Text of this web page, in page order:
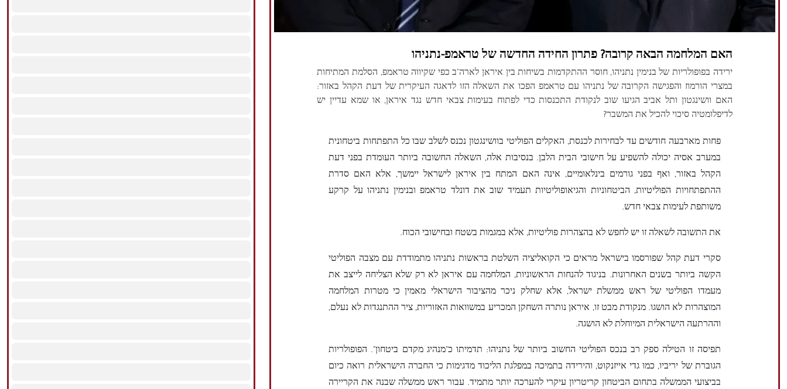
האם המלחמה הבאה קרובה? פתרון החידה החדשה של טראמפ-נתניהו
ירידה בפופולריות של בנימין נתניהו, חוסר ההתקדמות בשיחות בין איראן לארה"ב כפי שקיווה טראמפ, הסלמת המתיחות
במצרי הורמוז והפגישה הקרובה של נתניהו עם טראמפ הפכו את השאלה הזו לדאגה העיקרית של דעת הקהל באזור:
האם וושינגטון ותל אביב הגיעו שוב לנקודת התכנסות כדי לפתוח בעימות צבאי חדש נגד איראן, או שמא עדיין יש
לדיפלומטיה סיכוי להכיל את המשבר?
פחות מארבעה חודשים עד לבחירות לכנסת, האקלים הפוליטי בוושינגטון נכנס לשלב שבו כל התפתחות ביטחונית
במערב אסיה יכולה להשפיע על חישובי הבית הלבן. בנסיבות אלה, השאלה החשובה ביותר העומדת בפני דעת
הקהל באזור, ואף בפני גורמים בינלאומיים, אינה האם המתח בין איראן לישראל יימשך, אלא האם סדרת
ההתפתחויות הפוליטיות, הביטחוניות והגיאופוליטיות תעמיד שוב את דונלד טראמפ ובנימין נתניהו על קרקע
משותפת לעימות צבאי חדש.
את התשובה לשאלה זו יש לחפש לא בהצהרות פוליטיות, אלא במגמות בשטח ובחישובי הכוח.
סקרי דעת קהל שפורסמו בישראל מראים כי הקואליציה השלטת בראשות נתניהו מתמודדת עם מצבה הפוליטי
הקשה ביותר בשנים האחרונות. בניגוד להנחות הראשוניות, המלחמה עם איראן לא רק שלא הצליחה לייצב את
מעמדו הפוליטי של ראש ממשלת ישראל, אלא שחלק ניכר מהציבור הישראלי מאמין כי מטרות המלחמה
המוצהרות לא הושגו. מנקודת מבט זו, איראן נותרה השחקן המכריע במשוואות האזוריות, ציר ההתנגדות לא נעלם,
וההרתעה הישראלית המיוחלת לא הושגה.
תפיסה זו הטילה ספק רב בנכס הפוליטי החשוב ביותר של נתניהו: תדמיתו כ"מנהיג מקדם ביטחון". הפופולריות
הגוברת של יריביו, כמו גדי אייזנקוט, והירידה בתמיכה במפלגת הליכוד מדגימות כי החברה הישראלית רואה כיום
בביצועי הממשלה בתחום הביטחון קריטריון עיקרי להערכה יותר מתמיד. עבור ראש ממשלה שבנה את הקריירה